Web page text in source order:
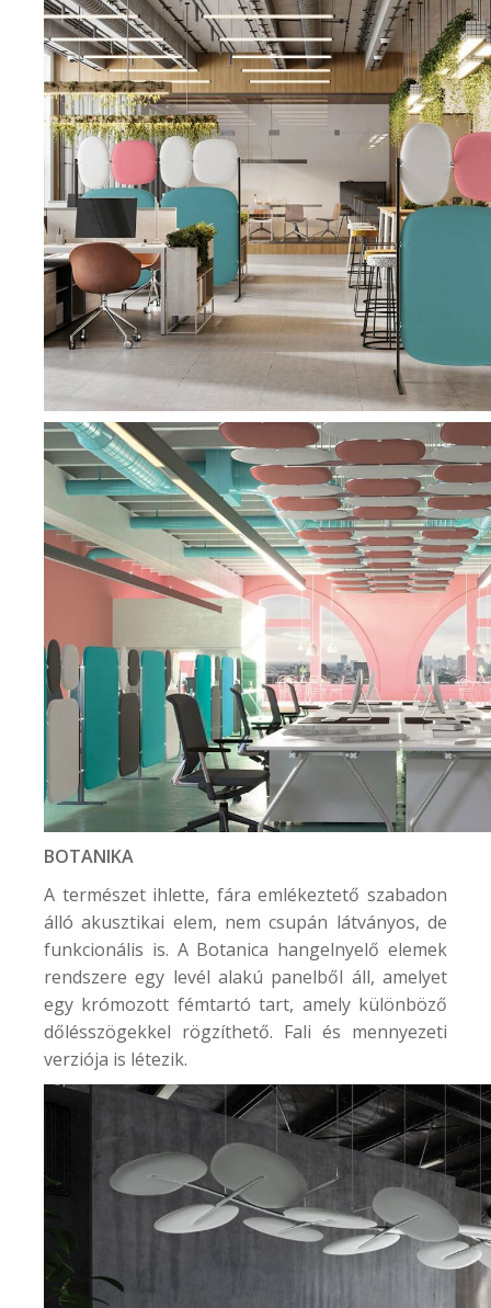
BOTANIKA
A természet ihlette, fára emlékeztető szabadon
álló akusztikai elem, nem csupán látványos, de
funkcionális is. A Botanica hangelnyelő elemek
rendszere egy levél alakú panelből áll, amelyet
egy krómozott fémtartó tart, amely különböző
dőlésszögekkel rögzíthető. Fali és mennyezeti
verziója is létezik.